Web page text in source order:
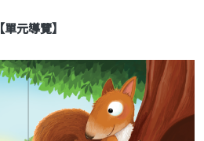
【單元導覽】